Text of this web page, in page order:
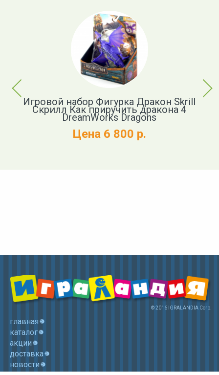
Previous
Игровой набор Фигурка Дракон Skrill
Скрилл Как приручить дракона 4
DreamWorks Dragons
Цена 6 800 р.
Next
© 2016 IGRALANDIA Corp.
главная
каталог
акции
доставка
новости